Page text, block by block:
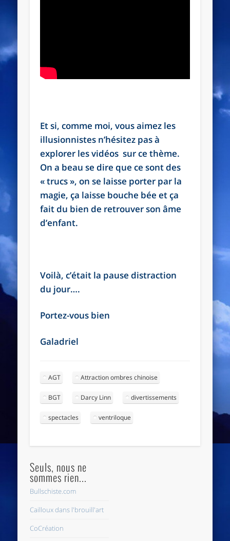
Et si, comme moi, vous aimez les
illusionnistes n’hésitez pas à
explorer les vidéos sur ce thème.
On a beau se dire que ce sont des
« trucs », on se laisse porter par la
magie, ça laisse bouche bée et ça
fait du bien de retrouver son âme
d’enfant.
Voilà, c’était la pause distraction
du jour….
Portez-vous bien
Galadriel
AGT Attraction ombres chinoise
BGT Darcy Linn divertissements
spectacles ventriloque
Seuls, nous ne
sommes rien...
Bullschiste.com
Cailloux dans l'brouill'art
CoCréation